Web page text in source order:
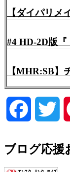
【ダイパリ
#4 HD-2D版
【MHR:SB】
Facebook
ブログ応援